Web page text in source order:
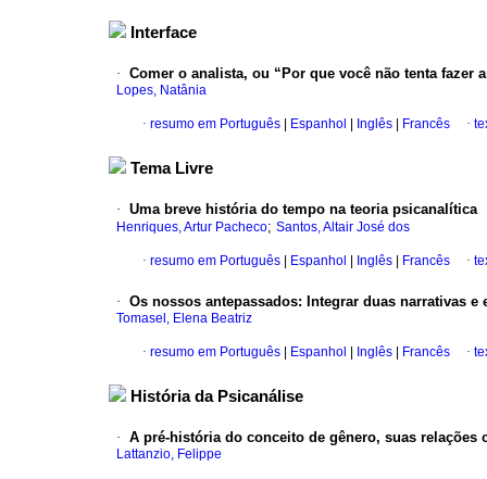
Interface
· Comer o analista, ou “Por que você não tenta fazer
Lopes, Natânia
· resumo em Português Espanhol Inglês Francês ·
Tema Livre
· Uma breve história do tempo na teoria psicanalítica
Henriques, Artur Pacheco; Santos, Altair José dos
· resumo em Português Espanhol Inglês Francês ·
· Os nossos antepassados: Integrar duas narrativas e
Tomasel, Elena Beatriz
· resumo em Português Espanhol Inglês Francês ·
História da Psicanálise
· A pré-história do conceito de gênero, suas
Lattanzio, Felippe